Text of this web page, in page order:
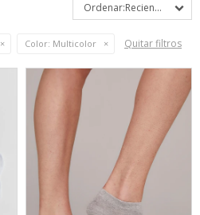
Recientes
Color: Multicolor Quitar filtros